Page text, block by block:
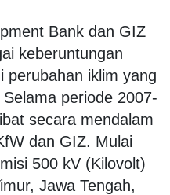
Bank dan GIZ
keberuntungan
perubahan iklim yang
periode 2007-
secara mendalam
dan GIZ. Mulai
500 kV (Kilovolt)
Jawa Tengah,